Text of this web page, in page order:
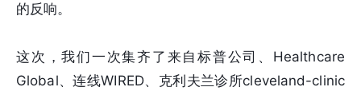
的反响。
这次，我们一次集齐了来自标普公司、Healthcare
Global、连线WIRED、克利夫兰诊所cleveland-clinic